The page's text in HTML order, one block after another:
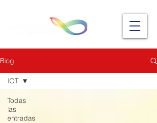
Blog
Todas
las
entradas
IOT